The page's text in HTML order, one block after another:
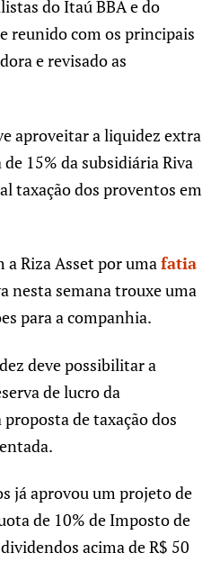
do Itaú BBA e do
reunido com os principais
e revisado as
aproveitar a liquidez extra
15% da subsidiária Riva
taxação dos proventos em
a Riza Asset por umafatia
nesta semana trouxe uma
para a companhia.
deve possibilitar a
de lucro da
de taxação dos
já aprovou um projeto de
de 10% de Imposto de
acima de R$ 50